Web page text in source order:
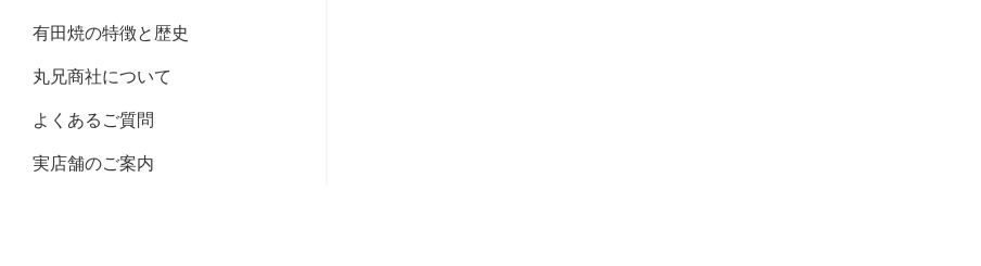
有田焼の特徴と歴史
丸兄商社について
よくあるご質問
実店舗のご案内